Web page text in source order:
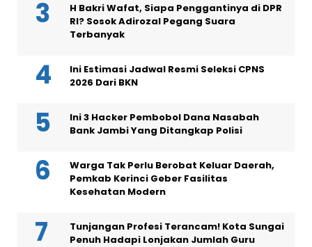
H Bakri Wafat, Siapa Penggantinya di DPR
RI? Sosok Adirozal Pegang Suara
Terbanyak
Ini Estimasi Jadwal Resmi Seleksi CPNS
2026 Dari BKN
Ini 3 Hacker Pembobol Dana Nasabah
Bank Jambi Yang Ditangkap Polisi
Warga Tak Perlu Berobat Keluar Daerah,
Pemkab Kerinci Geber Fasilitas
Kesehatan Modern
Tunjangan Profesi Terancam! Kota Sungai
Penuh Hadapi Lonjakan Jumlah Guru